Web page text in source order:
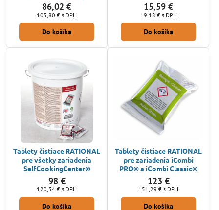
86,02 €
105,80 € s DPH
Do košíka
15,59 €
19,18 € s DPH
Do košíka
Tablety čistiace RATIONAL
pre všetky zariadenia
SelfCookingCenter®
98 €
120,54 € s DPH
Do košíka
Tablety čistiace RATIONAL
pre zariadenia iCombi
PRO® a iCombi Classic®
123 €
151,29 € s DPH
Do košíka